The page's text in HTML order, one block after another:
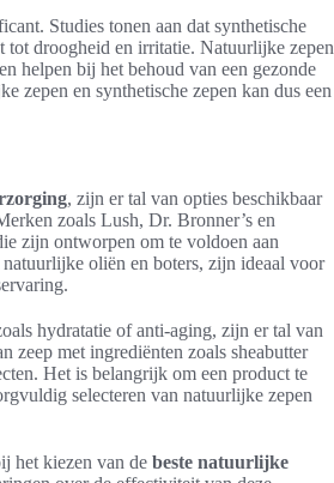
Studies tonen aan dat synthetische
tot droogheid en irritatie. Natuurlijke zepen
helpen bij het behoud van een gezonde
zepen en synthetische zepen kan dus een
, zijn er tal van opties beschikbaar
zoals Lush, Dr. Bronner’s en
zijn ontworpen om te voldoen aan
oliën en boters, zijn ideaal voor
hydratatie of anti-aging, zijn er tal van
zeep met ingrediënten zoals sheabutter
Het is belangrijk om een product te
selecteren van natuurlijke zepen
het kiezen van de beste natuurlijke